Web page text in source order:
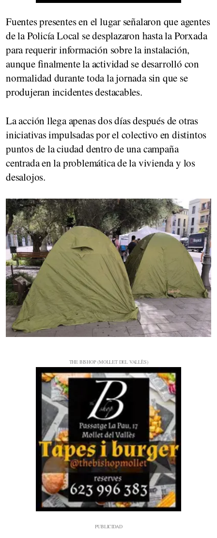
Fuentes presentes en el lugar señalaron que agentes
de la Policía Local se desplazaron hasta la Porxada
para requerir información sobre la instalación,
aunque finalmente la actividad se desarrolló con
normalidad durante toda la jornada sin que se
produjeran incidentes destacables.
La acción llega apenas dos días después de otras
iniciativas impulsadas por el colectivo en distintos
puntos de la ciudad dentro de una campaña
centrada en la problemática de la vivienda y los
desalojos.